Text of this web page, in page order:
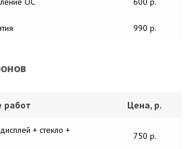
990 р.
работ Цена, р.
+ стекло +
750 р.